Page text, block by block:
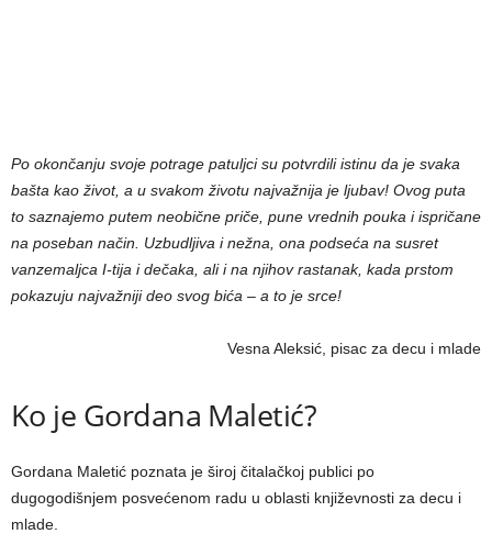
Po okončanju svoje potrage patuljci su potvrdili istinu da je svaka
bašta kao život, a u svakom životu najvažnija je ljubav! Ovog puta
to saznajemo putem neobične priče, pune vrednih pouka i ispričane
na poseban način. Uzbudljiva i nežna, ona podseća na susret
vanzemaljca I-tija i dečaka, ali i na njihov rastanak, kada prstom
pokazuju najvažniji deo svog bića – a to je srce!
Vesna Aleksić, pisac za decu i mlade
Ko je Gordana Maletić?
Gordana Maletić poznata je široj čitalačkoj publici po
dugogodišnjem posvećenom radu u oblasti književnosti za decu i
mlade.